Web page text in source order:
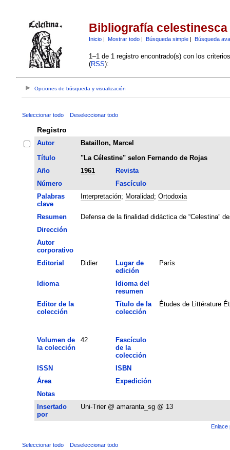
Bibliografía celestinesca
Inicio| Mostrar todo| Búsqueda simple| Búsqueda
1–1 de 1 registro encontrado(s) con los
(RSS):
Opciones de búsqueda y visualización
Seleccionar todo Deseleccionar todo
Registro
Autor
Bataillon, Marcel
Título
"La Célestine" selon Fernando de Rojas
Año
1961
Revista
Número
Fascículo
Palabras
clave
Interpretación; Moralidad; Ortodoxia
Resumen
Defensa de la finalidad didáctica de “Celestina”
Dirección
Autor
corporativo
Editorial
Didier
Lugar de
edición
París
Idioma
Idioma del
resumen
Editor de la
colección
Título de la
colección
Études de Littérature
Volumen de
la colección
42
Fascículo
de la
colección
ISSN
ISBN
Área
Expedición
Notas
Insertado
por
Uni-Trier @ amaranta_sg @ 13
Enlace
Seleccionar todo Deseleccionar todo